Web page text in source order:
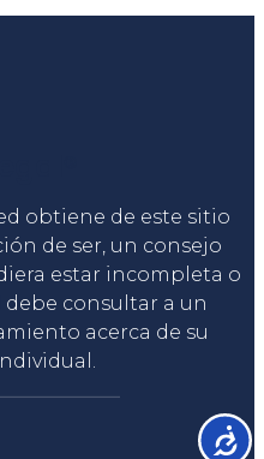
obtiene de este sitio
de ser, un consejo
estar incompleta o
debe consultar a un
acerca de su